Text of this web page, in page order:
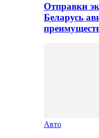
Отправки
Беларусь
Авто